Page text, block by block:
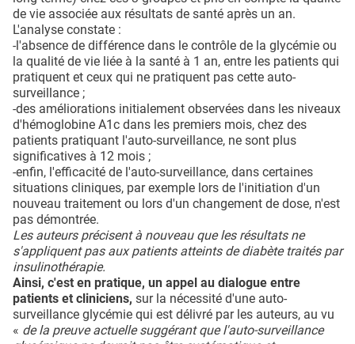
de vie associée aux résultats de santé après un an.
L'analyse constate :
-l'absence de différence dans le contrôle de la glycémie ou
la qualité de vie liée à la santé à 1 an, entre les patients qui
pratiquent et ceux qui ne pratiquent pas cette auto-
surveillance ;
-des améliorations initialement observées dans les niveaux
d'hémoglobine A1c dans les premiers mois, chez des
patients pratiquant l'auto-surveillance, ne sont plus
significatives à 12 mois ;
-enfin, l'efficacité de l'auto-surveillance, dans certaines
situations cliniques, par exemple lors de l'initiation d'un
nouveau traitement ou lors d'un changement de dose, n'est
pas démontrée.
Les auteurs précisent à nouveau que les résultats ne
s'appliquent pas aux patients atteints de diabète traités par
insulinothérapie.
Ainsi, c'est en pratique, un appel au dialogue entre
patients et cliniciens, sur la nécessité d'une auto-
surveillance glycémie qui est délivré par les auteurs, au vu
« de la preuve actuelle suggérant que l'auto-surveillance